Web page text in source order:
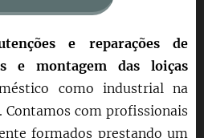
e reparações de
e montagem das loiças
como industrial na
. Contamos com profissionais
formados prestando um